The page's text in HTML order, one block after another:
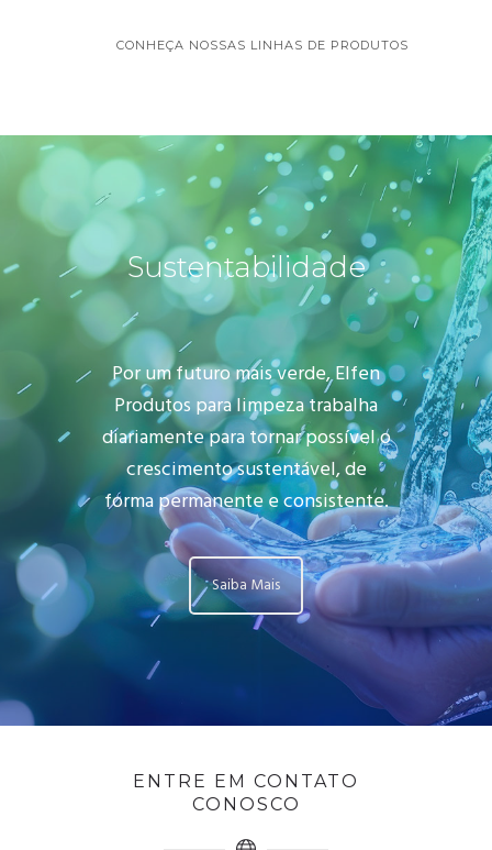
CONHEÇA NOSSAS LINHAS DE PRODUTOS
Sustentabilidade
Por um futuro mais verde, Elfen
Produtos para limpeza trabalha
diariamente para tornar possível o
crescimento sustentável, de
forma permanente e consistente.
Saiba Mais
ENTRE EM CONTATO
CONOSCO